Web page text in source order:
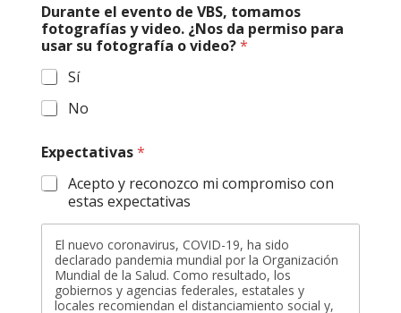
Durante el evento de VBS, tomamos
fotografías y video. ¿Nos da permiso para
usar su fotografía o video?*
Sí
No
Expectativas*
Acepto y reconozco mi compromiso con
estas expectativas
El nuevo coronavirus, COVID-19, ha sido
declarado pandemia mundial por la Organización
Mundial de la Salud. Como resultado, los
gobiernos y agencias federales, estatales y
locales recomiendan el distanciamiento social y,